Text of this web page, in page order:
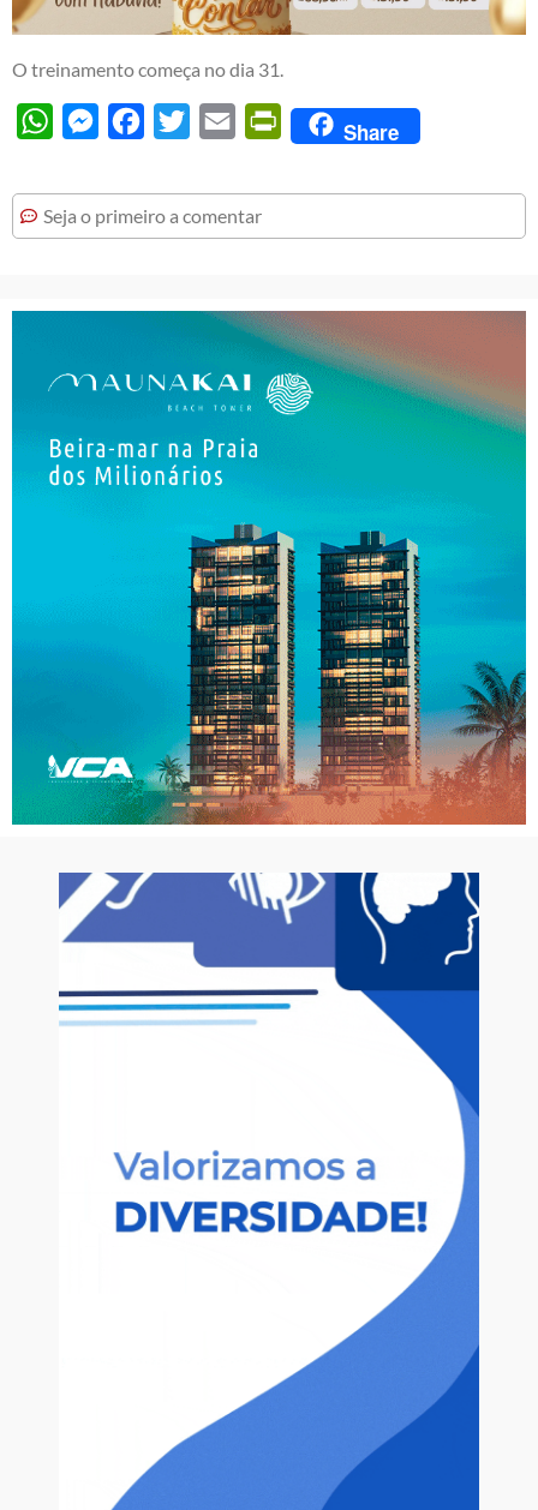
O treinamento começa no dia 31.
WhatsAppMessengerFacebook
Twitter Email PrintFriendly
Share
Seja o primeiro a comentar